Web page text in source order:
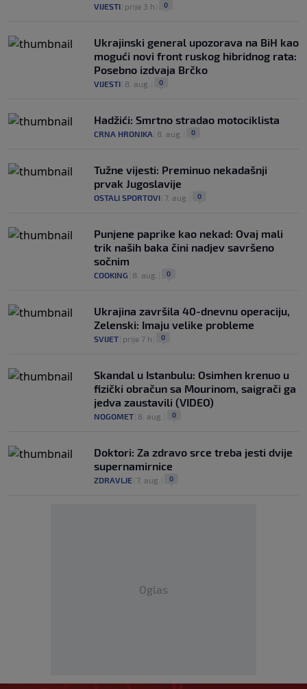
VIJESTI prije 3 h 0
Ukrajinski general upozorava na BiH kao
mogući novi front ruskog hibridnog rata:
Posebno izdvaja Brčko
VIJESTI 8. aug. 0
Hadžići: Smrtno stradao motociklista
CRNA HRONIKA 8. aug. 0
Tužne vijesti: Preminuo nekadašnji
prvak Jugoslavije
OSTALI SPORTOVI 7. aug. 0
Punjene paprike kao nekad: Ovaj mali
trik naših baka čini nadjev savršeno
sočnim
COOKING 8. aug. 0
Ukrajina završila 40-dnevnu operaciju,
Zelenski: Imaju velike probleme
SVIJET prije 7 h 0
Skandal u Istanbulu: Osimhen krenuo u
fizički obračun sa Mourinom, saigrači ga
jedva zaustavili (VIDEO)
NOGOMET 8. aug. 0
Doktori: Za zdravo srce treba jesti dvije
supernamirnice
ZDRAVLJE 7. aug. 0
Oglas